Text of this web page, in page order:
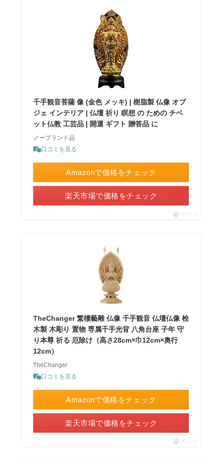
千手観音菩薩 像 (金色 メッキ) | 樹脂製 仏像 オブ
ジェ インテリア | 仏壇 祈り 瞑想 の ための チベ
ット仏教 工芸品 | 開運 ギフト 贈答品 に
ノーブランド品
口コミを見る
Amazonで価格をチェック
楽天市場で価格をチェック
ポチップ
TheChanger 繁樓藝雕 仏像 千手観音 仏壇仏像 桧
木製 木彫り 置物 専属千手光背 八角台座 子年 守
り本尊 祈る 厄除け（高さ28cm×巾12cm×奥行
12cm）
TheChanger
口コミを見る
Amazonで価格をチェック
楽天市場で価格をチェック
ポチップ